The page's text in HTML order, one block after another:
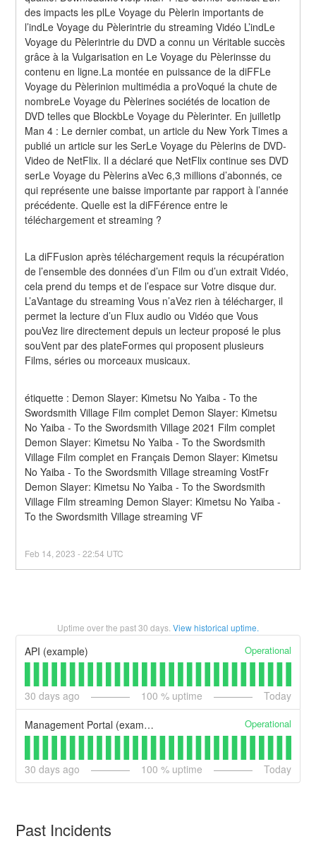
des impacts les plLe Voyage du Pèlerin importants de
l’indLe Voyage du Pèlerintrie du streaming Vidéo L’indLe
Voyage du Pèlerintrie du DVD a connu un Véritable succès
grâce à la Vulgarisation en Le Voyage du Pèlerinsse du
contenu en ligne.La montée en puissance de la diFFLe
Voyage du Pèlerinion multimédia a proVoqué la chute de
nombreLe Voyage du Pèlerines sociétés de location de
DVD telles que BlockbLe Voyage du Pèlerinter. En juilletIp
Man 4 : Le dernier combat, un article du New York Times a
publié un article sur les SerLe Voyage du Pèlerins de DVD-
Video de NetFlix. Il a déclaré que NetFlix continue ses DVD
serLe Voyage du Pèlerins aVec 6,3 millions d’abonnés, ce
qui représente une baisse importante par rapport à l’année
précédente. Quelle est la diFFérence entre le
téléchargement et streaming ?
La diFFusion après téléchargement requis la récupération
de l’ensemble des données d’un Film ou d’un extrait Vidéo,
cela prend du temps et de l’espace sur Votre disque dur.
L’aVantage du streaming Vous n’aVez rien à télécharger, il
permet la lecture d’un Flux audio ou Vidéo que Vous
pouVez lire directement depuis un lecteur proposé le plus
souVent par des plateFormes qui proposent plusieurs
Films, séries ou morceaux musicaux.
étiquette : Demon Slayer: Kimetsu No Yaiba - To the
Swordsmith Village Film complet Demon Slayer: Kimetsu
No Yaiba - To the Swordsmith Village 2021 Film complet
Demon Slayer: Kimetsu No Yaiba - To the Swordsmith
Village Film complet en Français Demon Slayer: Kimetsu
No Yaiba - To the Swordsmith Village streaming VostFr
Demon Slayer: Kimetsu No Yaiba - To the Swordsmith
Village Film streaming Demon Slayer: Kimetsu No Yaiba -
To the Swordsmith Village streaming VF
Feb 14 ,2023 -22:54 UTC
Uptime over the past30 days. View historical uptime.
API (example) Operational
30 days ago 100 % uptime Today
Management Portal (example) Operational
30 days ago 100 % uptime Today
Past Incidents